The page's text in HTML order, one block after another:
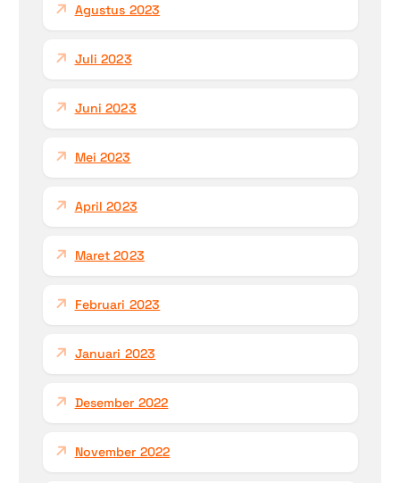
Agustus 2023
Juli 2023
Juni 2023
Mei 2023
April 2023
Maret 2023
Februari 2023
Januari 2023
Desember 2022
November 2022